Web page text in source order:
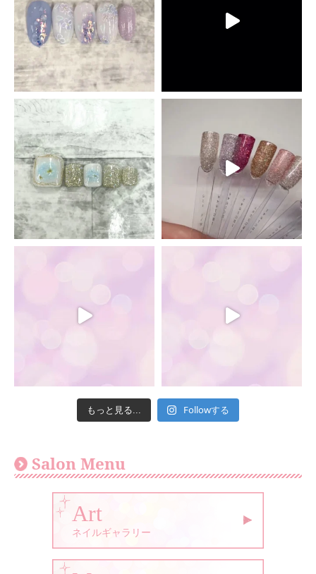
もっと見る... Followする
Salon Menu
Art
ネイルギャラリー